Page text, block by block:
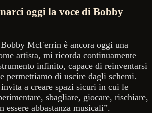
oggi la voce di Bobby
McFerrin è ancora oggi una
artista, mi ricorda continuamente
infinito, capace di reinventarsi
permettiamo di uscire dagli schemi.
a creare spazi sicuri in cui le
sbagliare, giocare, rischiare,
essere abbastanza musicali”.